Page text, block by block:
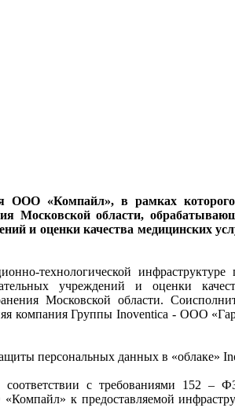
ООО «Компайл», в рамках которого
Московской области,
и оценки качества медицинских
технологической инфраструктуре
учреждений и оценки
Московской области.
компания Группы Inoventica - ООО
персональных данных в «облаке»
соответствии с требованиями 152 –
к предоставляемой